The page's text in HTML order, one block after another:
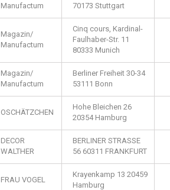
Manufactum
70173 Stuttgart
Magazin/
Manufactum
Cinq cours, Kardinal-
Faulhaber-Str. 11
80333 Munich
Magazin/
Manufactum
Berliner Freiheit 30-34
53111 Bonn
OSCHÄTZCHEN
Hohe Bleichen 26
20354 Hamburg
DECOR
WALTHER
BERLINER STRASSE
56 60311 FRANKFURT
FRAU VOGEL
Krayenkamp 13 20459
Hamburg